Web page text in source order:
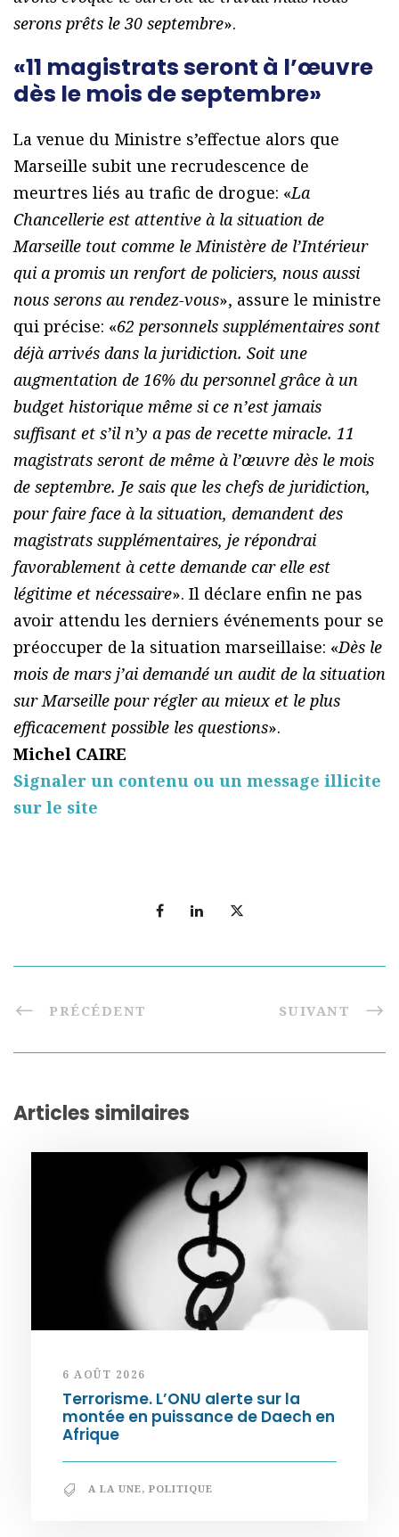
serons prêts le 30 septembre».
«11 magistrats seront à l’œuvre
dès le mois de septembre»
La venue du Ministre s’effectue alors que
Marseille subit une recrudescence de
meurtres liés au trafic de drogue: «La
Chancellerie est attentive à la situation de
Marseille tout comme le Ministère de l’Intérieur
qui a promis un renfort de policiers, nous aussi
nous serons au rendez-vous», assure le ministre
qui précise: «62 personnels supplémentaires sont
déjà arrivés dans la juridiction. Soit une
augmentation de 16% du personnel grâce à un
budget historique même si ce n’est jamais
suffisant et s’il n’y a pas de recette miracle. 11
magistrats seront de même à l’œuvre dès le mois
de septembre. Je sais que les chefs de juridiction,
pour faire face à la situation, demandent des
magistrats supplémentaires, je répondrai
favorablement à cette demande car elle est
légitime et nécessaire». Il déclare enfin ne pas
avoir attendu les derniers événements pour se
préoccuper de la situation marseillaise: «Dès le
mois de mars j’ai demandé un audit de la situation
sur Marseille pour régler au mieux et le plus
efficacement possible les questions».
Michel CAIRE
Signaler un contenu ou un message illicite
sur le site
PRÉCÉDENT SUIVANT
Articles similaires
6 AOÛT 2026
Terrorisme. L’ONU alerte sur la
montée en puissance de Daech en
Afrique
A LA UNE, POLITIQUE